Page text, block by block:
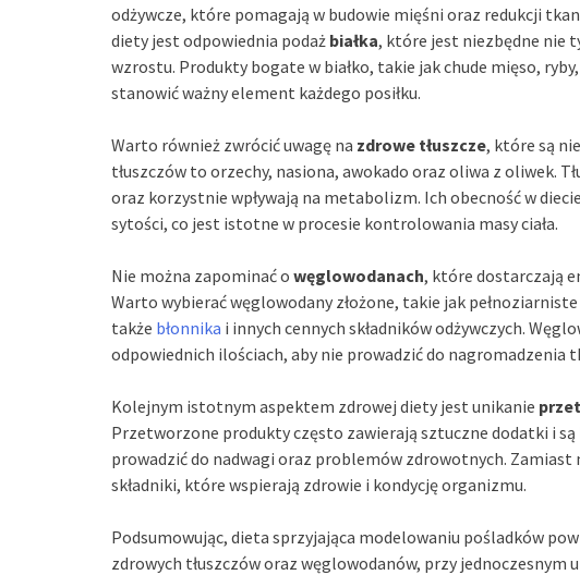
odżywcze, które pomagają w budowie mięśni oraz redukcji
diety jest odpowiednia podaż białka, które jest niezbędne nie
wzrostu. Produkty bogate w białko, takie jak chude mięso,
stanowić ważny element każdego posiłku.
Warto również zwrócić uwagę na zdrowe tłuszcze, które są
tłuszczów to orzechy, nasiona, awokado oraz oliwa z oliwek.
oraz korzystnie wpływają na metabolizm. Ich obecność w
sytości, co jest istotne w procesie kontrolowania masy ciała.
Nie można zapominać o węglowodanach, które dostarczają
Warto wybierać węglowodany złożone, takie jak
także błonnika i innych cennych składników odżywczych.
odpowiednich ilościach, aby nie prowadzić do nagromadzenia
Kolejnym istotnym aspektem zdrowej diety jest unikanie
Przetworzone produkty często zawierają sztuczne dodatki i
prowadzić do nadwagi oraz problemów zdrowotnych. Zamiast
składniki, które wspierają zdrowie i kondycję organizmu.
Podsumowując, dieta sprzyjająca modelowaniu pośladków
zdrowych tłuszczów oraz węglowodanów, przy